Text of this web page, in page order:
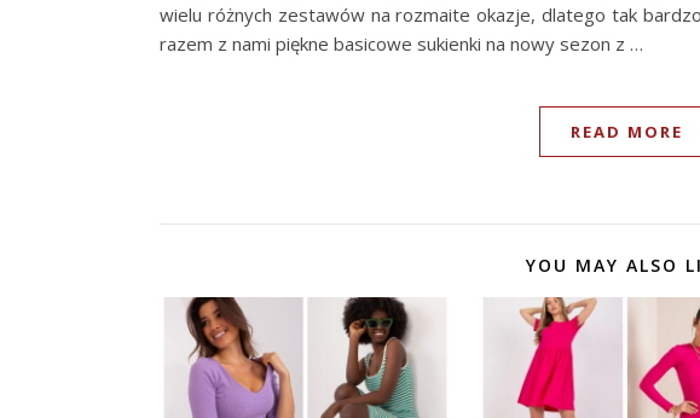
wielu różnych zestawów na rozmaite okazje, dlatego tak
razem z nami piękne basicowe sukienki na nowy sezon z …
READ MORE
YOU MAY ALSO